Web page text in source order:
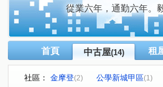
從業六年，通勤六年。
首頁 中古屋(14) 租
社區： 金摩登(2) 公學新城甲區(1)